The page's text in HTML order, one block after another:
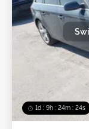
1d : 9h : 24m : 22s